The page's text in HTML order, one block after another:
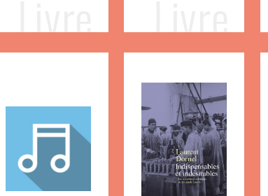
Livre Livre